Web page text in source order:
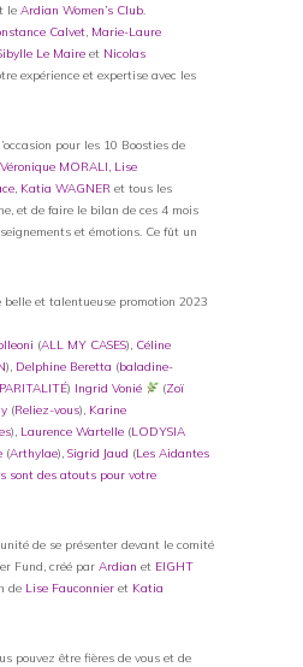
le Ardian Women’s Club.
Calvet, Marie-Laure
Le Maire et Nicolas
expérience et expertise avec les
pour les 10 Boosties de
Véronique MORALI, Lise
, Katia WAGNER et tous les
et de faire le bilan de ces 4 mois
et émotions. Ce fût un
et talentueuse promotion 2023
(ALL MY CASES), Céline
), Delphine Beretta (baladine-
PARITALITÉ) Ingrid Vonié (Zoï
(Reliez-vous), Karine
), Laurence Wartelle (LODYSIA
(Arthylae), Sigrid Jaud (Les Aidantes
sont des atouts pour votre
de se présenter devant le comité
Fund, créé par Ardian et EIGHT
de Lise Fauconnier et Katia
pouvez être fières de vous et de